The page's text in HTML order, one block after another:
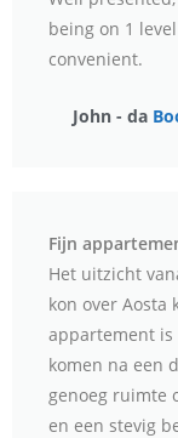
being on 1
convenient.
John - da
Fijn
Het uitzicht
kon over Aosta
appartement
komen na een
genoeg ruimte
en een stevig